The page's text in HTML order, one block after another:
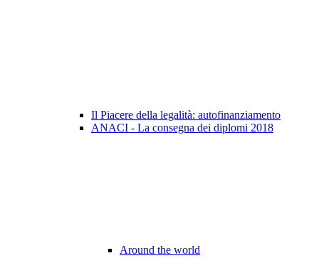
Il Piacere della legalità: autofinanziamento
ANACI - La consegna dei diplomi 2018
Around the world